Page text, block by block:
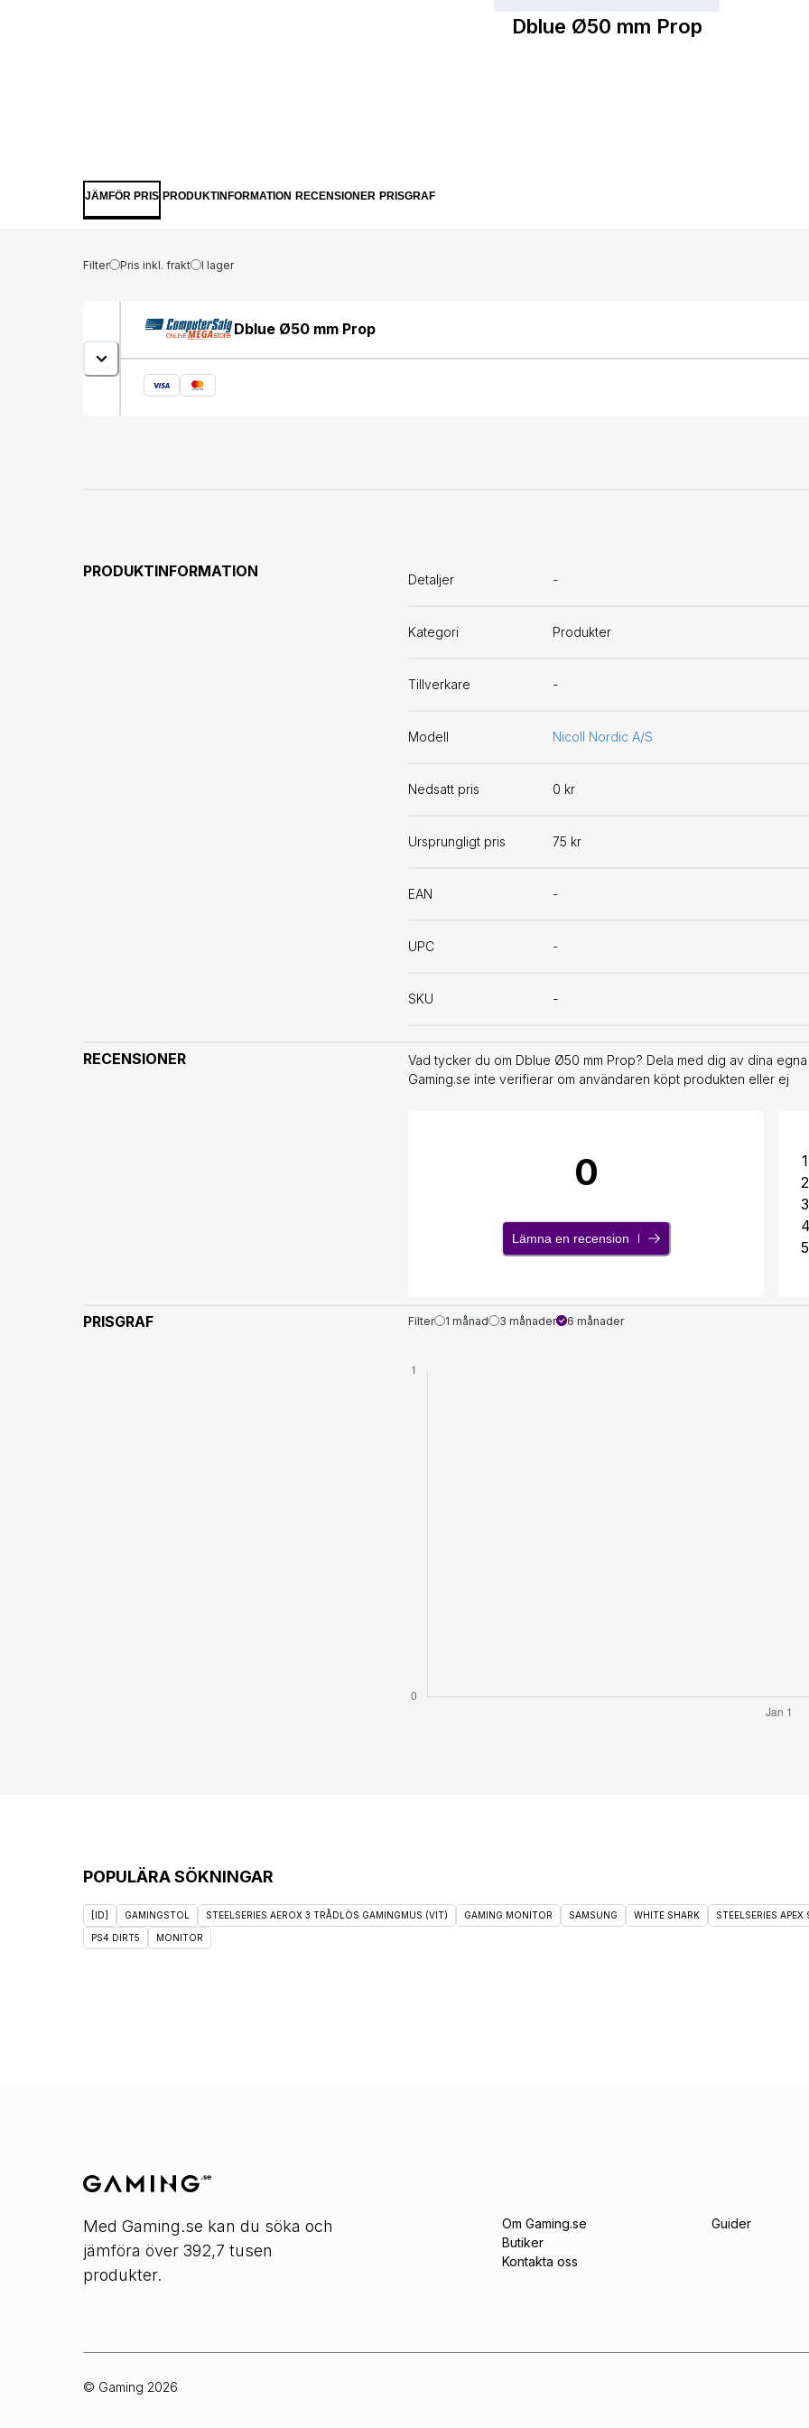
Dblue Ø50 mm Prop
JÄMFÖR PRIS PRODUKTINFORMATION RECENSIONER PRISGRAF
Filter Pris inkl. frakt I lager
Dblue Ø50 mm Prop
PRODUKTINFORMATION
Detaljer -
Kategori Produkter
Tillverkare -
Modell Nicoll Nordic A/S
Nedsatt pris 0 kr
Ursprungligt pris 75 kr
EAN -
UPC -
SKU -
RECENSIONER
Vad tycker du om Dblue Ø50 mm Prop? Dela med dig av dina
Gaming.se inte verifierar om användaren köpt produkten eller ej
0
Lämna en recension
1
2
3
4
5
PRISGRAF Filter 1 månad 3 månader 6 månader
POPULÄRA SÖKNINGAR
[ID] GAMINGSTOL STEELSERIES AEROX 3 TRÅDLÖS GAMINGMUS (VIT) GAMING MONITOR SAMSUNG WHITE SHARK STEELSERIES
PS4 DIRT5 MONITOR
Med Gaming.se kan du söka och
jämföra över 392,7 tusen
produkter.
Om Gaming.se
Butiker
Kontakta oss
Guider
© Gaming 2026